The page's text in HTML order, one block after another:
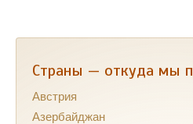
Страны — откуда мы
Австрия
Азербайджан